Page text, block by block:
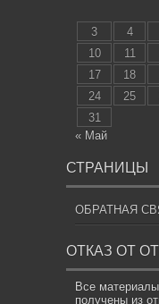
3
4
10
11
17
18
24
25
31
« Май
СТРАНИЦЫ
ОБРАТНАЯ
ОТКАЗ ОТ
Все
получены из